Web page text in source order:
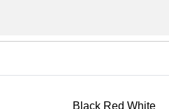
Black Red White